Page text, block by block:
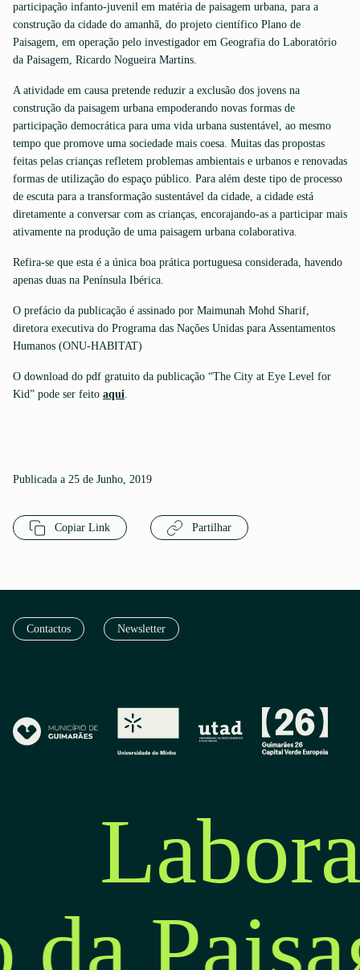
participação infanto-juvenil em matéria de paisagem urbana, para a
construção da cidade do amanhã, do projeto científico Plano de
Paisagem, em operação pelo investigador em Geografia do Laboratório
da Paisagem, Ricardo Nogueira Martins.
A atividade em causa pretende reduzir a exclusão dos jovens na
construção da paisagem urbana empoderando novas formas de
participação democrática para uma vida urbana sustentável, ao mesmo
tempo que promove uma sociedade mais coesa. Muitas das propostas
feitas pelas crianças refletem problemas ambientais e urbanos e renovadas
formas de utilização do espaço público. Para além deste tipo de processo
de escuta para a transformação sustentável da cidade, a cidade está
diretamente a conversar com as crianças, encorajando-as a participar mais
ativamente na produção de uma paisagem urbana colaborativa.
Refira-se que esta é a única boa prática portuguesa considerada, havendo
apenas duas na Península Ibérica.
O prefácio da publicação é assinado por Maimunah Mohd Sharif,
diretora executiva do Programa das Nações Unidas para Assentamentos
Humanos (ONU-HABITAT)
O download do pdf gratuito da publicação “The City at Eye Level for
Kid” pode ser feito aqui.
Publicada a 25 de Junho, 2019
Copiar Link Partilhar
Contactos Newsletter